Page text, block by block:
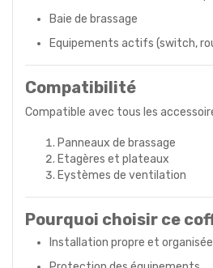
Baie de brassage
Equipements actifs (switch,
Compatibilité
Compatible avec tous les
Panneaux de brassage
Etagères et plateaux
Eystèmes de ventilation
Pourquoi choisir ce
Installation propre et organisée